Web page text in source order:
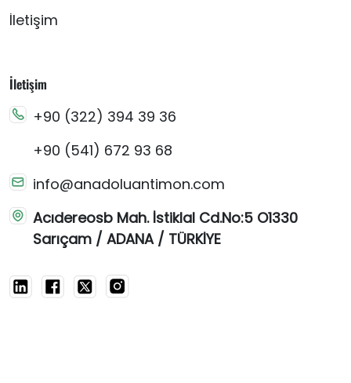
İletişim
İletişim
+90 (322) 394 39 36
+90 (541) 672 93 68
info@anadoluantimon.com
Acıdereosb Mah. İstiklal Cd.No:5 O1330
Sarıçam / ADANA / TÜRKİYE